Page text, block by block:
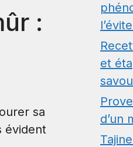
:
sa
évident
et
d’un